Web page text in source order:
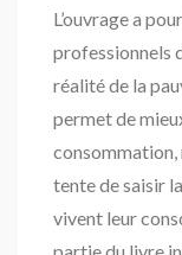
L’ouvrage a
professionnels
réalité de la
permet de
consommation,
tente de saisir
vivent leur